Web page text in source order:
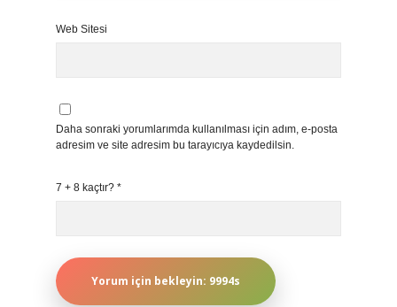
Web Sitesi
Daha sonraki yorumlarımda kullanılması için adım, e-posta
adresim ve site adresim bu tarayıcıya kaydedilsin.
7 + 8 kaçtır? *